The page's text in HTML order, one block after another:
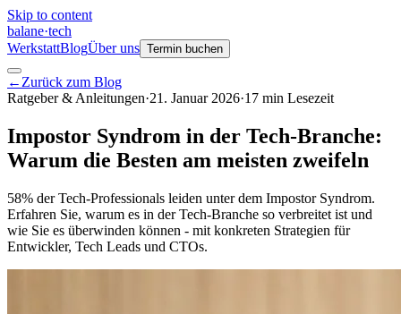
Skip to content
balane·tech
WerkstattBlogÜber uns Termin buchen
← Zurück zum Blog
Ratgeber & Anleitungen·21. Januar 2026·17 min Lesezeit
Impostor Syndrom in der Tech-Branche:
Warum die Besten am meisten zweifeln
58% der Tech-Professionals leiden unter dem Impostor Syndrom.
Erfahren Sie, warum es in der Tech-Branche so verbreitet ist und
wie Sie es überwinden können - mit konkreten Strategien für
Entwickler, Tech Leads und CTOs.